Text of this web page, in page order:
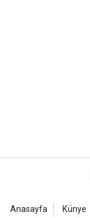
Anasayfa Künye